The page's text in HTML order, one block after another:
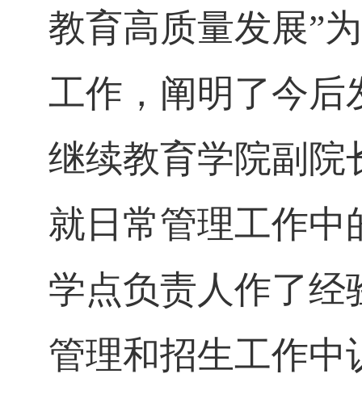
教育高质量发展”
工作，阐明了今后
继续教育学院副院
就日常管理工作中
学点负责人作了经
管理和招生工作中